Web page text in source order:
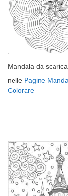
Mandala da
nelle Pagine
Colorare